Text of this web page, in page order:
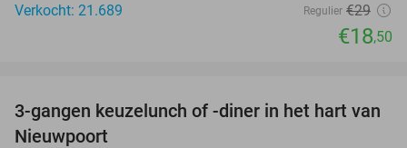
Verkocht: 21.689
Regulier €29
€18,50
35%
3-gangen keuzelunch of -diner in het hart van
Nieuwpoort